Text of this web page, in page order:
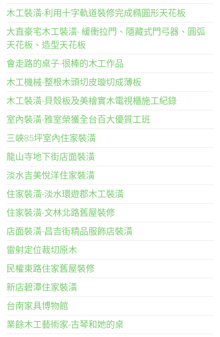
木工裝潢-利用十字軌道裝修完成橢圓形天花板
大直豪宅木工裝潢- 緩衝拉門、隱藏式門弓器、圓弧
天花板、造型天花板
會走路的桌子-很棒的木工作品
木工機械-整根木頭切皮璇切成薄板
木工裝潢-貝殼板及美檜實木電視櫃施工紀錄
室內裝潢-雅室榮獲全台百大優質工班
三峽85坪室內住家裝潢
龍山寺地下街店面裝潢
淡水吉美悅洋住家裝潢
住家裝潢-淡水環遊郡木工裝潢
住家裝潢-文林北路舊屋裝修
店面裝潢-昌吉街精品服飾店裝潢
雷射定位裁切原木
民權東路住家舊屋裝修
新店碧潭住家裝潢
台南家具博物館
業餘木工藝術家-古琴和她的桌